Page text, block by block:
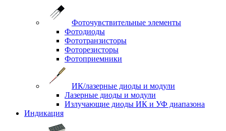
Фоточувствительные элементы
Фотодиоды
Фототранзисторы
Фоторезисторы
Фотоприемники
ИК/лазерные диоды и модули
Лазерные диоды и модули
Излучающие диоды ИК и УФ диапазона
Индикация